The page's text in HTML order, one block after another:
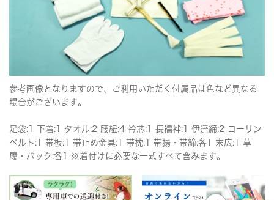
参考画像となりますので、ご利用いただく付属品は色など異なる
場合がございます。
足袋:1 下着:1 タオル:2 腰紐:4 衿芯:1 長襦袢:1 伊達締:2 コーリン
ベルト:1 帯板:1 帯止め金具:1 帯枕:1 帯揚・帯締:各1 末広:1 草
履・バック:各1 ※着付けに必要な一式すべて含みます。